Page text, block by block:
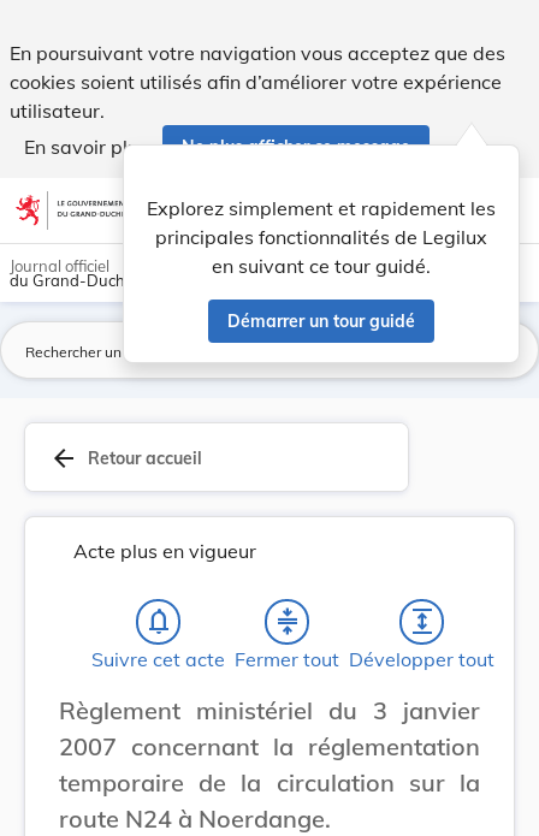
En poursuivant votre navigation vous acceptez que des
cookies soient utilisés afin d’améliorer votre expérience
utilisateur.
En savoir plus
Ne plus afficher ce message
Aller au contenu account_circle help Aide
Explorez simplement et rapidement les
principales fonctionnalités de Legilux
en suivant ce tour guidé.
Démarrer un tour guidé
light_mode dark_mode
Journal officiel
du Grand-Duché de Luxembourg
arrow_back Retour accueil
Acte plus en vigueur
notifications_none
Suivre cet acte
compress
Fermer tout
expand
Développer tout
Règlement ministériel du 3 janvier
2007 concernant la réglementation
temporaire de la circulation sur la
route N24 à Noerdange.